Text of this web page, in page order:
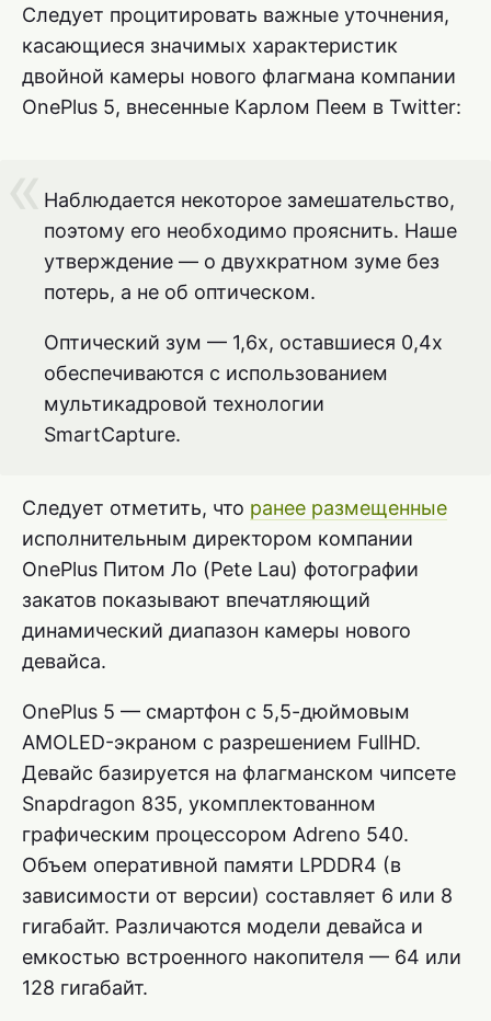
Следует процитировать важные уточнения,
касающиеся значимых характеристик
двойной камеры нового флагмана компании
OnePlus 5, внесенные Карлом Пеем в Twitter:
Наблюдается некоторое замешательство,
поэтому его необходимо прояснить. Наше
утверждение — о двухкратном зуме без
потерь, а не об оптическом.
Оптический зум — 1,6x, оставшиеся 0,4x
обеспечиваются с использованием
мультикадровой технологии
SmartCapture.
Следует отметить, что ранее размещенные
исполнительным директором компании
OnePlus Питом Ло (Pete Lau) фотографии
закатов показывают впечатляющий
динамический диапазон камеры нового
девайса.
OnePlus 5 — смартфон с 5,5-дюймовым
AMOLED-экраном с разрешением FullHD.
Девайс базируется на флагманском чипсете
Snapdragon 835, укомплектованном
графическим процессором Adreno 540.
Объем оперативной памяти LPDDR4 (в
зависимости от версии) составляет 6 или 8
гигабайт. Различаются модели девайса и
емкостью встроенного накопителя — 64 или
128 гигабайт.